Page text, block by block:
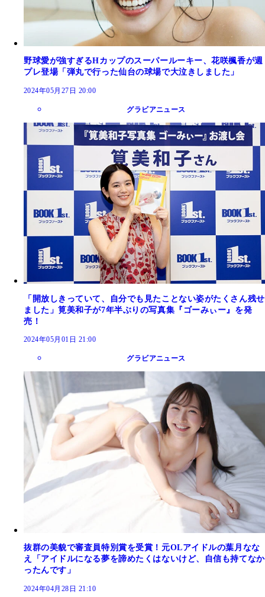
野球愛が強すぎるHカップのスーパールーキー、花咲楓香が週
プレ登場「弾丸で行った仙台の球場で大泣きしました」
2024年05月27日 20:00
グラビアニュース
「開放しきっていて、自分でも見たことない姿がたくさん残せ
ました」筧美和子が7年半ぶりの写真集『ゴーみぃー』を発
売！
2024年05月01日 21:00
グラビアニュース
抜群の美貌で審査員特別賞を受賞！元OLアイドルの葉月なな
え「アイドルになる夢を諦めたくはないけど、自信も持てなか
ったんです」
2024年04月28日 21:10